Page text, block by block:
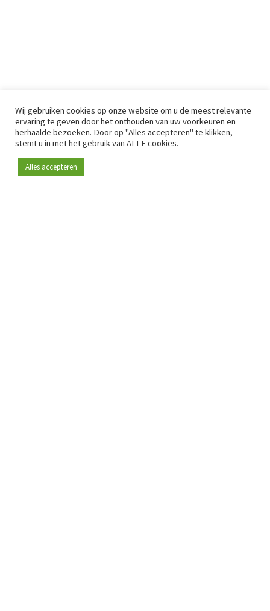
Wij gebruiken cookies op onze website om u de meest relevante
ervaring te geven door het onthouden van uw voorkeuren en
herhaalde bezoeken. Door op "Alles accepteren" te klikken,
stemt u in met het gebruik van ALLE cookies.
Alles accepteren